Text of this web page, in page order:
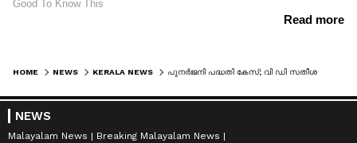
HOME NEWS KERALA NEWS
NEWS
Malayalam News
Breaking Malayalam News